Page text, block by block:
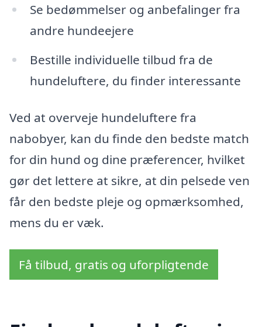
Se bedømmelser og anbefalinger fra
andre hundeejere
Bestille individuelle tilbud fra de
hundeluftere, du finder interessante
Ved at overveje hundeluftere fra
nabobyer, kan du finde den bedste match
for din hund og dine præferencer, hvilket
gør det lettere at sikre, at din pelsede ven
får den bedste pleje og opmærksomhed,
mens du er væk.
Få tilbud, gratis og uforpligtende